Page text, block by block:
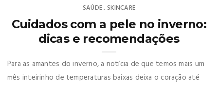
SAÚDE, SKINCARE
Cuidados com a pele no inverno:
dicas e recomendações
Para as amantes do inverno, a notícia de que temos mais um
mês inteirinho de temperaturas baixas deixa o coração até